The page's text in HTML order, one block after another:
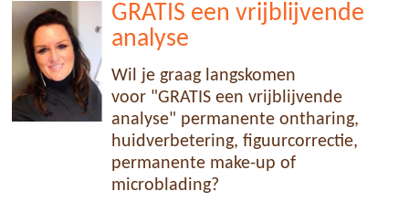
GRATIS een vrijblijvende
analyse
Wil je graag langskomen
voor "GRATIS een vrijblijvende
analyse" permanente ontharing,
huidverbetering, figuurcorrectie,
permanente make-up of
microblading?